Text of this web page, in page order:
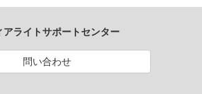
アライトサポートセンター
問い合わせ